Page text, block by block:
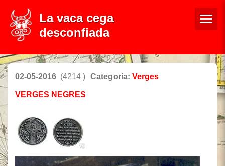
La vaca cega
desconfiada
02-05-2016 (4214 ) Categoria: Verges
VERGES NEGRES